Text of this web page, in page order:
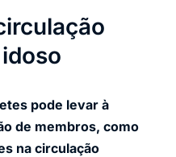
pode levar à
de membros, como
na circulação